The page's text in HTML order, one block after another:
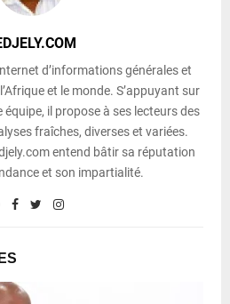
d’informations générales et
et le monde. S’appuyant sur
équipe, il propose à ses lecteurs des
fraîches, diverses et variées.
entend bâtir sa réputation
et son impartialité.